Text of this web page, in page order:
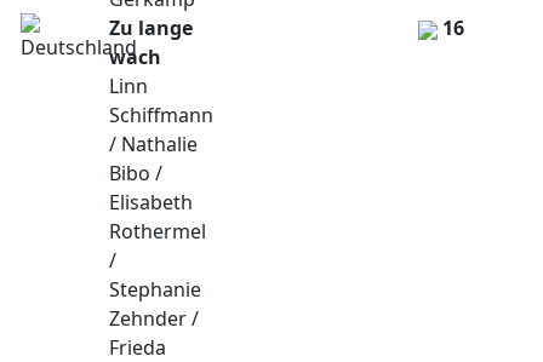
Zu lange
wach
Linn
Schiffmann
/ Nathalie
Bibo /
Elisabeth
Rothermel
/
Stephanie
Zehnder /
Frieda
16